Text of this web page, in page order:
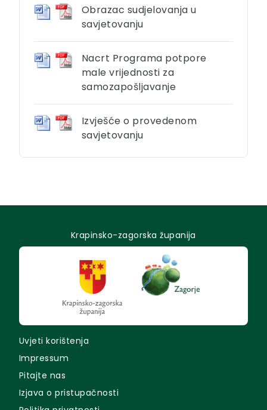
Obrazac sudjelovanja u
savjetovanju
Nacrt Programa potpore
male vrijednosti za
samozapošljavanje
Izvješće o provedenom
savjetovanju
Krapinsko-zagorska županija
Uvjeti korištenja
Impressum
Pitajte nas
Izjava o pristupačnosti